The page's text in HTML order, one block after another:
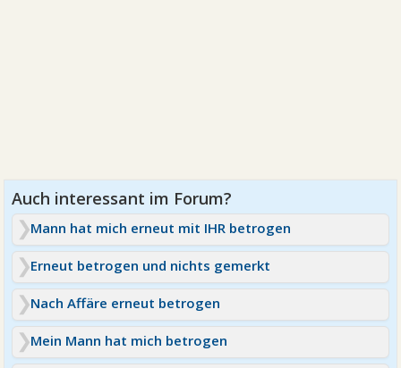
Mann hat mich erneut mit IHR betrogen
Erneut betrogen und nichts gemerkt
Nach Affäre erneut betrogen
Mein Mann hat mich betrogen